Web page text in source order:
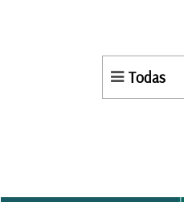
Todas